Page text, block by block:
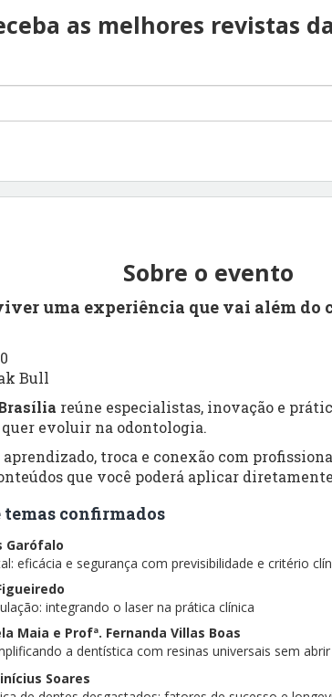
as melhores revistas
Sobre o evento
uma experiência que vai além do
Bull
reúne especialistas, inovação e
quer evoluir na odontologia.
aprendizado, troca e conexão com
que você poderá aplicar
temas confirmados
Garófalo
eficácia e segurança com previsibilidade e critério
integrando o laser na prática clínica
Maia e Profª. Fernanda Villas Boas
a dentística com resinas universais sem
Soares